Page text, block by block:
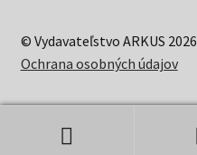
© Vydavateľstvo ARKUS 2026
Ochrana osobných údajov